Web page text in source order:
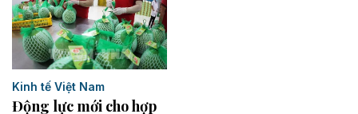
Kinh tế Việt Nam
Động lực mới cho hợp